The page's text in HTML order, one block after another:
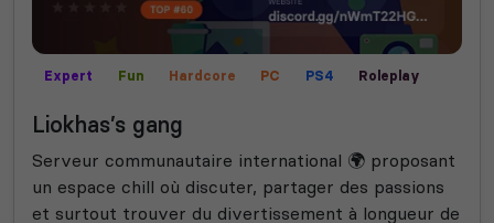
Expert Fun Hardcore PC PS4
Roleplay
Liokhas’s gang
Serveur communautaire international 🌍 proposant
un espace chill où discuter, partager des passions
et surtout trouver du divertissement à longueur de